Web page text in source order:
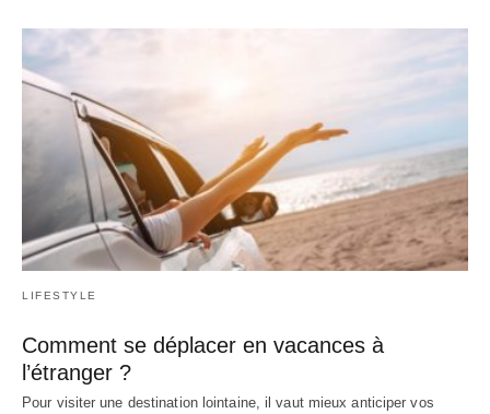
LIFESTYLE
Comment se déplacer en vacances à
l’étranger ?
Pour visiter une destination lointaine, il vaut mieux anticiper vos